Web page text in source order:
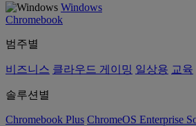
Windows
Chromebook
범주별
비즈니스 클라우드 게이밍 일상용 교육
솔루션별
Chromebook Plus ChromeOS Enterprise